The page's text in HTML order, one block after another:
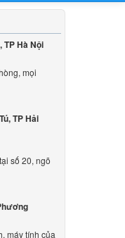
TP Hà Nội
mọi
TP Hải
số 20, ngõ
máy tính của